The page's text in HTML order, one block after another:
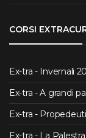
CORSI
Ex-tra - Invernali
Ex-tra - A grandi
Ex-tra -
Ex-tra - La